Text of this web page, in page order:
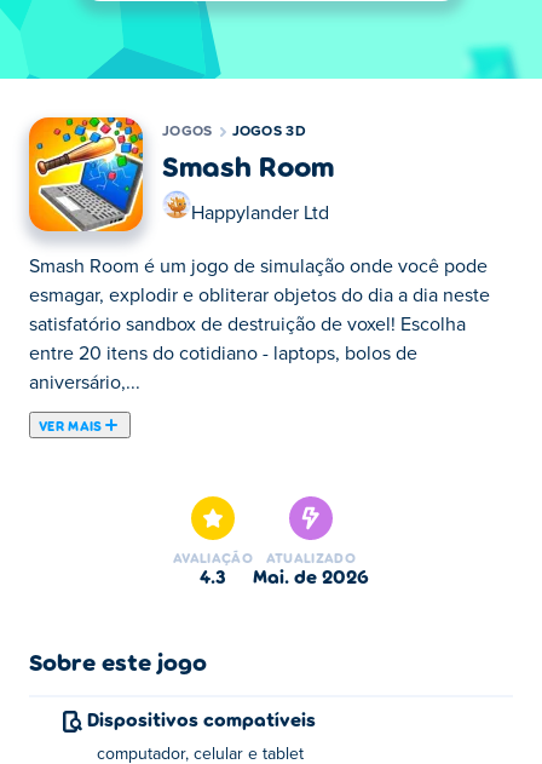
JOGOS JOGOS 3D
Smash Room
Happylander Ltd
Smash Room é um jogo de simulação onde você pode
esmagar, explodir e obliterar objetos do dia a dia neste
satisfatório sandbox de destruição de voxel! Escolha
entre 20 itens do cotidiano - laptops, bolos de
aniversário,...
VER MAIS
satisfatório sandbox de destruição de voxel! Escolha
entre 20 itens do cotidiano - laptops, bolos de
aniversário, boomboxes, hambúrgueres e mais - depois
fatie tudo com uma serra circular. Veja como cada objeto
espetaculares, respingos e reações em cadeia. Com 12
armas destrutivas e infinitas maneiras de destruir cada
AVALIAÇÃO
4.3
ATUALIZADO
mai. de 2026
Sobre este jogo
Dispositivos compatíveis
computador, celular e tablet